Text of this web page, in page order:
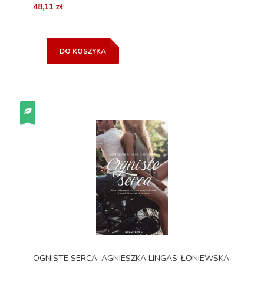
48,11 zł
DO KOSZYKA
OGNISTE SERCA, AGNIESZKA LINGAS-ŁONIEWSKA